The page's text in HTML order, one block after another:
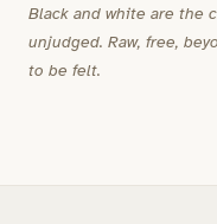
Black and white are the
unjudged. Raw, free,
to be felt.